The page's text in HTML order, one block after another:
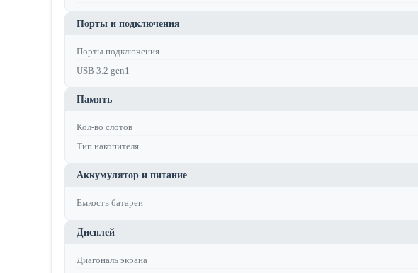
Порты и подключения
Порты подключения
USB 3.2 gen1
Память
Кол-во слотов
Тип накопителя
Аккумулятор и питание
Емкость батареи
Дисплей
Диагональ экрана